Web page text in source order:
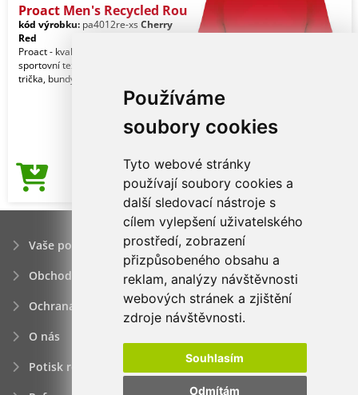
Používáme
soubory cookies
Tyto webové stránky
používají soubory cookies a
další sledovací nástroje s
cílem vylepšení uživatelského
prostředí, zobrazení
přizpůsobeného obsahu a
reklam, analýzy návštěvnosti
webových stránek a zjištění
zdroje návštěvnosti.
Souhlasím
Odmítám
Proact Men's Recycled Rou
kód výrobku: pa4012re-xsCherry
Red
Proact - kvalitní značkový reklamní
sportovní textil pro muže. Kalhoty,
trička, bundy, vesty, šortky a jiné.
Cena od108,46Kč
Vaše poptávka
Obchodní podmínky
Ochrana osobních údajú
O nás
Potisk reklamních předmětů